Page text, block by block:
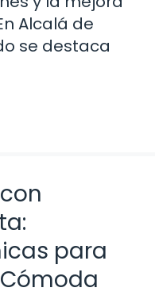
Alcalá de
se destaca
para